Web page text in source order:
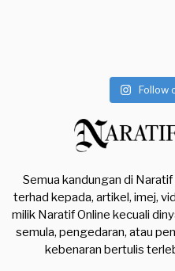
Follow
Semua kandungan di
terhad kepada, artikel, imej,
milik Naratif Online kecuali
semula, pengedaran, atau
kebenaran bertulis